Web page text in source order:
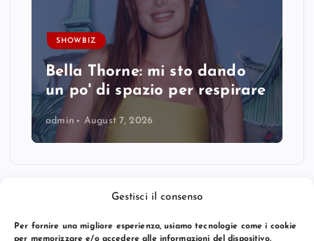
Gestisci il consenso
Per fornire una migliore esperienza, usiamo tecnologie come i cookie
per memorizzare e/o accedere alle informazioni del dispositivo.
SHOWBIZ
Bella Thorne: mi sto dando
un po' di spazio per respirare
admin August 7, 2026